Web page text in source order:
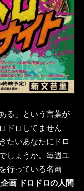
る」という言葉が
ドロしてません
たいあなたにドロ
しょうか。毎週ユ
行っている名画
企画 ドロドロの人間